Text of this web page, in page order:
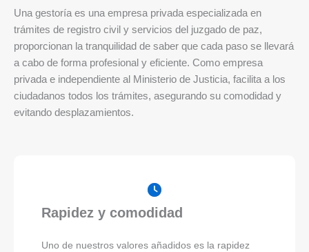
Una gestoría es una empresa privada especializada en
trámites de registro civil y servicios del juzgado de paz,
proporcionan la tranquilidad de saber que cada paso se llevará
a cabo de forma profesional y eficiente. Como empresa
privada e independiente al Ministerio de Justicia, facilita a los
ciudadanos todos los trámites, asegurando su comodidad y
evitando desplazamientos.
Rapidez y comodidad
Uno de nuestros valores añadidos es la rapidez